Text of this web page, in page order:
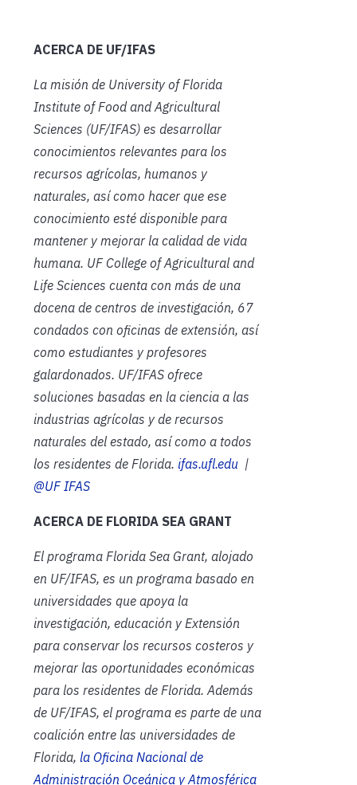
ACERCA DE UF/IFAS
La misión de University of Florida
Institute of Food and Agricultural
Sciences (UF/IFAS) es desarrollar
conocimientos relevantes para los
recursos agrícolas, humanos y
naturales, así como hacer que ese
conocimiento esté disponible para
mantener y mejorar la calidad de vida
humana. UF College of Agricultural and
Life Sciences cuenta con más de una
docena de centros de investigación, 67
condados con oficinas de extensión, así
como estudiantes y profesores
galardonados. UF/IFAS ofrece
soluciones basadas en la ciencia a las
industrias agrícolas y de recursos
naturales del estado, así como a todos
los residentes de Florida. ifas.ufl.edu |
@UF IFAS
ACERCA DE FLORIDA SEA GRANT
El programa Florida Sea Grant, alojado
en UF/IFAS, es un programa basado en
universidades que apoya la
investigación, educación y Extensión
para conservar los recursos costeros y
mejorar las oportunidades económicas
para los residentes de Florida. Además
de UF/IFAS, el programa es parte de una
coalición entre las universidades de
Florida, la Oficina Nacional de
Administración Oceánica y Atmosférica